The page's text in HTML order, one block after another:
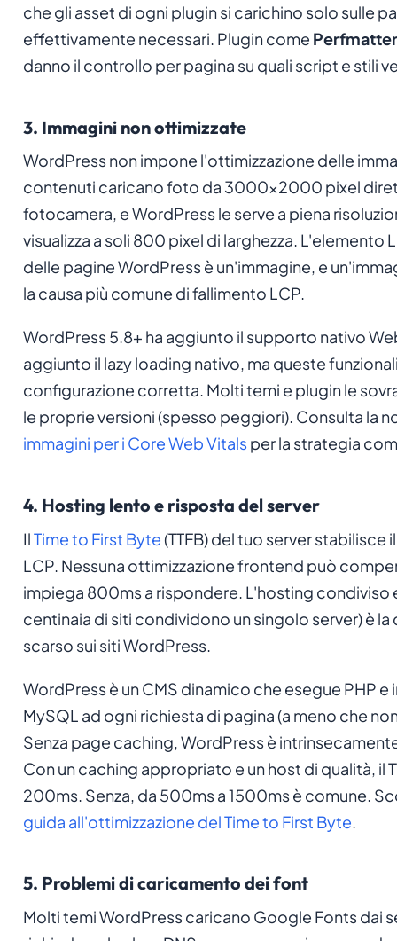
che gli asset di ogni plugin si carichino solo sulle
effettivamente necessari. Plugin come
danno il controllo per pagina su quali script e stili
3. Immagini non ottimizzate
WordPress non impone l'ottimizzazione delle
contenuti caricano foto da 3000x2000 pixel
fotocamera, e WordPress le serve a piena
visualizza a soli 800 pixel di larghezza. L'elemento
delle pagine WordPress è un'immagine, e
la causa più comune di fallimento LCP.
WordPress 5.8+ ha aggiunto il supporto nativo
aggiunto il lazy loading nativo, ma queste
configurazione corretta. Molti temi e plugin le
le proprie versioni (spesso peggiori). Consulta la
immagini per i Core Web Vitalsper la strategia
4. Hosting lento e risposta del server
IlTime to First Byte(TTFB) del tuo server stabilisce
LCP. Nessuna ottimizzazione frontend può
impiega 800ms a rispondere. L'hosting
centinaia di siti condividono un singolo server) è la
scarso sui siti WordPress.
WordPress è un CMS dinamico che esegue PHP
MySQL ad ogni richiesta di pagina (a meno che
Senza page caching, WordPress è
Con un caching appropriato e un host di qualità, il
200ms. Senza, da 500ms a 1500ms è comune.
guida all'ottimizzazione del Time to First Byte.
5. Problemi di caricamento dei font
Molti temi WordPress caricano Google Fonts dai